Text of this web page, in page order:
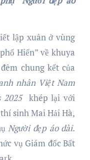
lập xuân ở vùng
Hiến” về khuya
chung kết của
nhân Việt Nam
2025 khép lại với
sinh Mai Hải Hà,
Người đẹp áo dài.
vụ Giám đốc Bất